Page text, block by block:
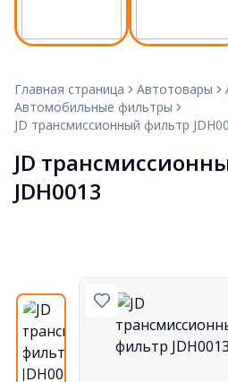
Главная страница Автотовары
Автомобильные фильтры
JD трансмиссионный фильтр
JD
JDH0013